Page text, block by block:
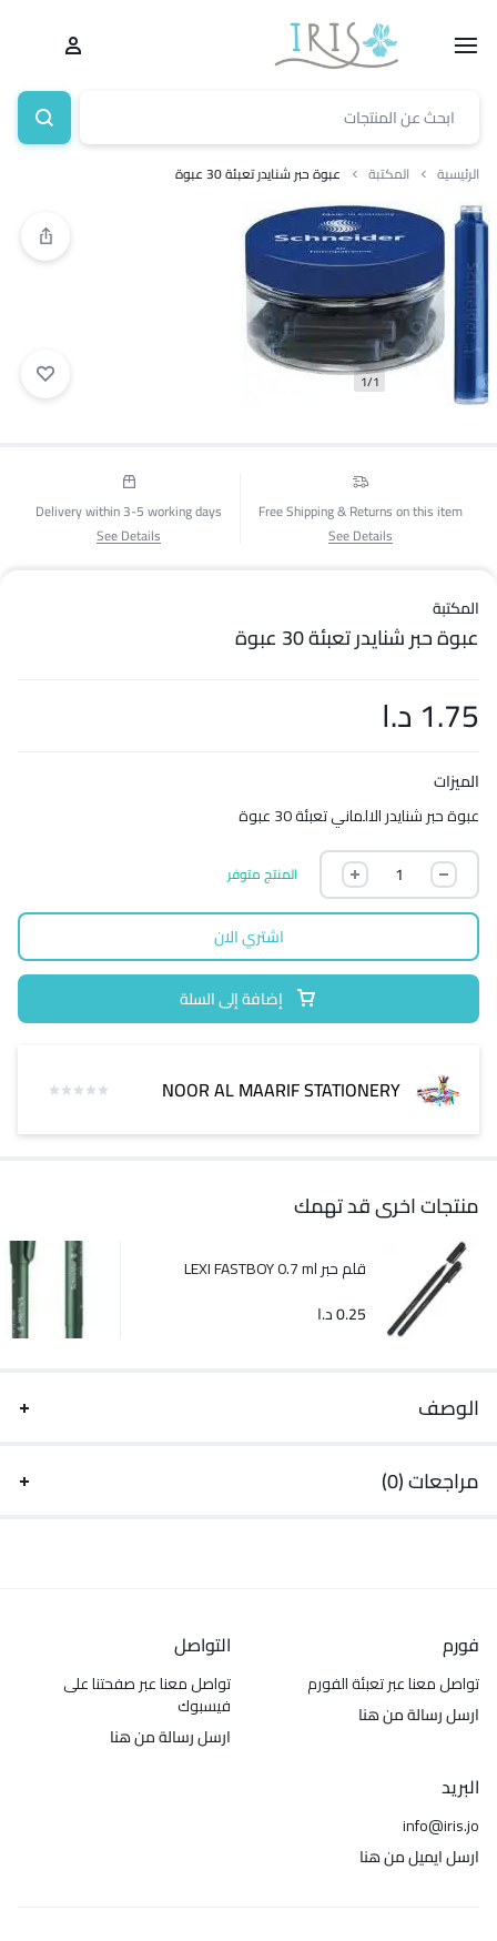
الرئيسية المكتبة عبوة حبر شنايدر تعبئة 30 عبوة
1/1
Free Shipping & Returns on this item
See Details
Delivery within 3-5 working days
See Details
المكتبة
عبوة حبر شنايدر تعبئة 30 عبوة
1.75 د.ا
الميزات
عبوة حبر شنايدر الالماني تعبئة 30 عبوة
المنتج متوفر
إضافة إلى السلة
اشتري الان
NOOR AL MAARIF STATIONERY
منتجات اخرى قد تهمك
قلم حبر LEXI FASTBOY 0.7 ml
0.25د.ا
الوصف
مراجعات (0)
فورم
تواصل معنا عبر تعبئة الفورم
ارسل رسالة من هنا
التواصل
تواصل معنا عبر صفحتنا على
فيسبوك
ارسل رسالة من هنا
البريد
info@iris.jo
ارسل ايميل من هنا